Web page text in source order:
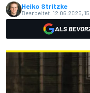
Heiko Stritzke
Bearbeitet: 12.06.2025,
ALS